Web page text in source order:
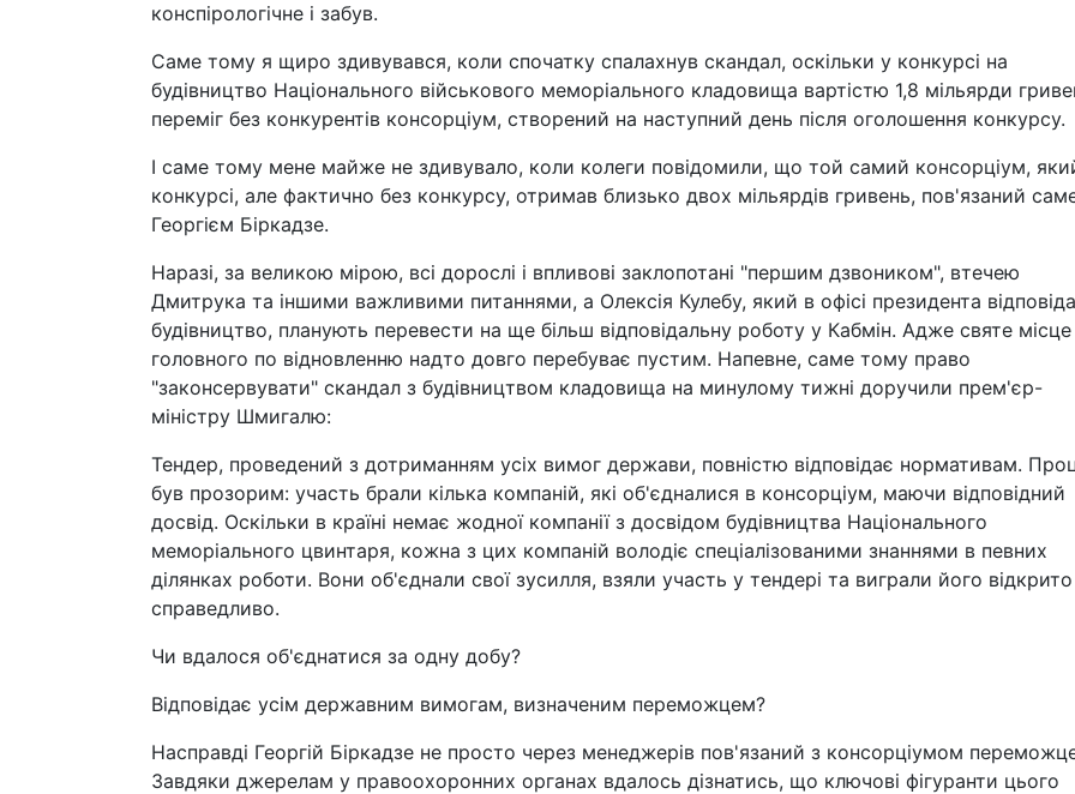
конспірологічне і забув.
Саме тому я щиро здивувався, коли спочатку спалахнув скандал, оскільки у конкурсі на
будівництво Національного військового меморіального кладовища вартістю 1,8 мільярди
переміг без конкурентів консорціум, створений на наступний день після оголошення конкурсу.
І саме тому мене майже не здивувало, коли колеги повідомили, що той самий консорціум,
конкурсі, але фактично без конкурсу, отримав близько двох мільярдів гривень, пов'язаний
Георгієм Біркадзе.
Наразі, за великою мірою, всі дорослі і впливові заклопотані "першим дзвоником", втечею
Дмитрука та іншими важливими питаннями, а Олексія Кулебу, який в офісі президента
будівництво, планують перевести на ще більш відповідальну роботу у Кабмін. Адже святе місце
головного по відновленню надто довго перебуває пустим. Напевне, саме тому право
"законсервувати" скандал з будівництвом кладовища на минулому тижні доручили прем'єр-
міністру Шмигалю:
Тендер, проведений з дотриманням усіх вимог держави, повністю відповідає нормативам.
був прозорим: участь брали кілька компаній, які об'єдналися в консорціум, маючи відповідний
досвід. Оскільки в країні немає жодної компанії з досвідом будівництва Національного
меморіального цвинтаря, кожна з цих компаній володіє спеціалізованими знаннями в певних
ділянках роботи. Вони об'єднали свої зусилля, взяли участь у тендері та виграли його відкрито
справедливо.
Чи вдалося об'єднатися за одну добу?
Відповідає усім державним вимогам, визначеним переможцем?
Насправді Георгій Біркадзе не просто через менеджерів пов'язаний з консорціумом
Завдяки джерелам у правоохоронних органах вдалось дізнатись, що ключові фігуранти цього